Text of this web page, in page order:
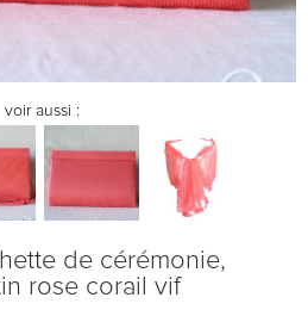
voir aussi :
de cérémonie,
rose corail vif